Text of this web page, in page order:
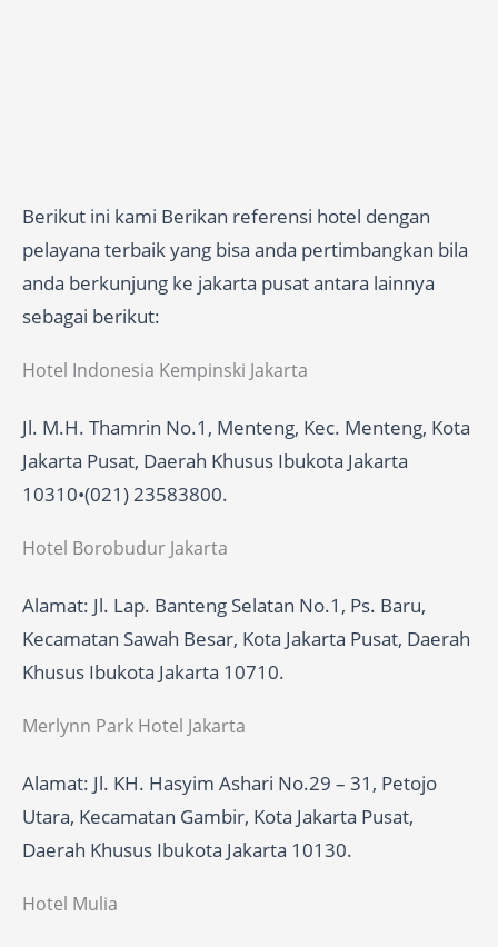
Berikut ini kami Berikan referensi hotel dengan
pelayana terbaik yang bisa anda pertimbangkan bila
anda berkunjung ke jakarta pusat antara lainnya
sebagai berikut:
Hotel Indonesia Kempinski Jakarta
Jl. M.H. Thamrin No.1, Menteng, Kec. Menteng, Kota
Jakarta Pusat, Daerah Khusus Ibukota Jakarta
10310•(021) 23583800.
Hotel Borobudur Jakarta
Alamat: Jl. Lap. Banteng Selatan No.1, Ps. Baru,
Kecamatan Sawah Besar, Kota Jakarta Pusat, Daerah
Khusus Ibukota Jakarta 10710.
Merlynn Park Hotel Jakarta
Alamat: Jl. KH. Hasyim Ashari No.29 – 31, Petojo
Utara, Kecamatan Gambir, Kota Jakarta Pusat,
Daerah Khusus Ibukota Jakarta 10130.
Hotel Mulia